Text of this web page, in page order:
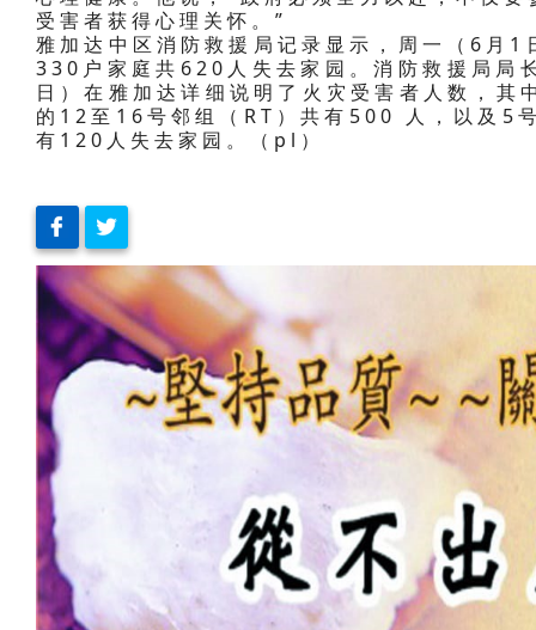
受害者获得心理关怀。”
雅加达中区消防救援局记录显示，周一（6月
330户家庭共620人失去家园。消防救援局
日）在雅加达详细说明了火灾受害者人数，
的12至16号邻组（RT）共有500 人，以及5
有120人失去家园。（pl）